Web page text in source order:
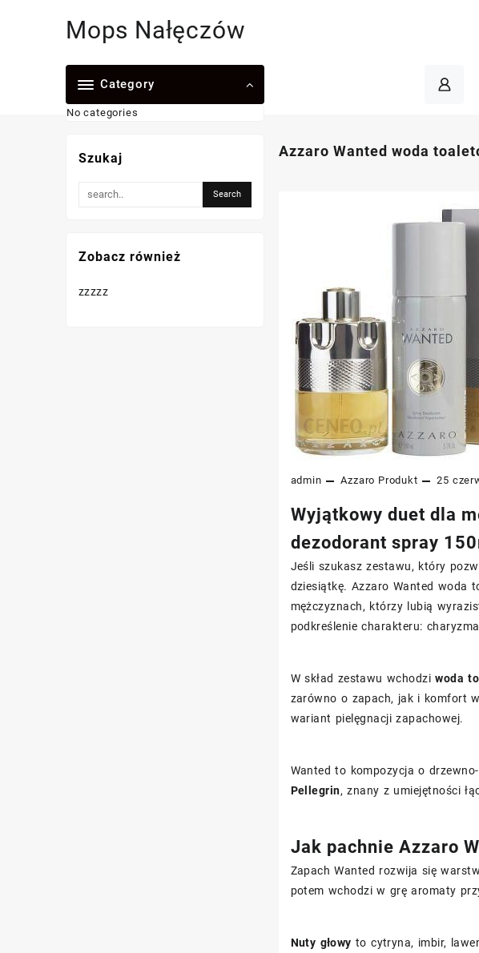
Mops Nałęczów
Category
No categories
Azzaro Wanted woda
admin Azzaro Produkt 25
Wyjątkowy duet dla
dezodorant spray
Jeśli szukasz zestawu, który
dziesiątkę. Azzaro Wanted woda
mężczyznach, którzy lubią
podkreślenie charakteru:
W skład zestawu wchodziwoda
zarówno o zapach, jak i komfort
wariant pielęgnacji zapachowej.
Wanted to kompozycja o
Pellegrin, znany z umiejętności
Jak pachnie Azzaro
Zapach Wanted rozwija się
potem wchodzi w grę aromaty
Nuty głowy to cytryna, imbir,
Szukaj
Zobacz również
zzzzz